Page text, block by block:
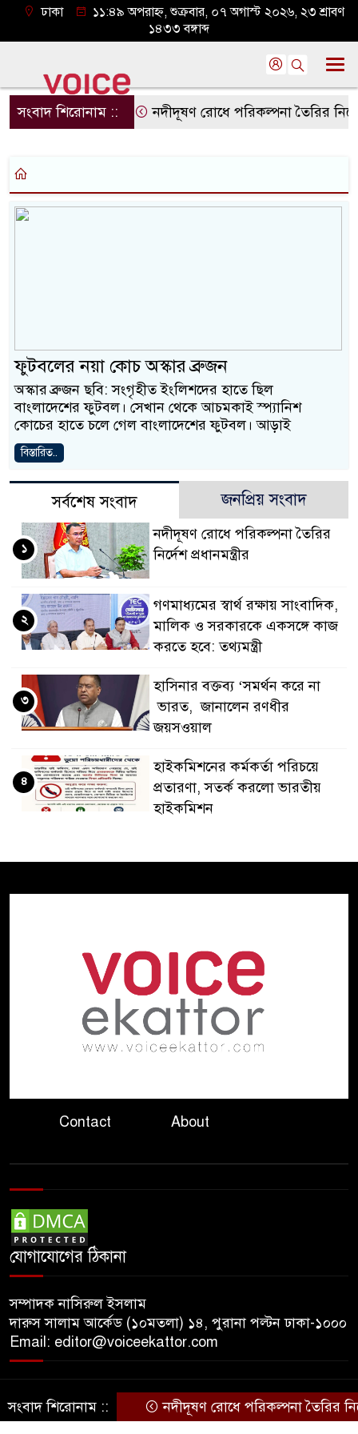
ঢাকা
১১:৪৯ অপরাহ্ন, শুক্রবার, ০৭ অগাস্ট ২০২৬, ২৩ শ্রাবণ
১৪৩৩ বঙ্গাব্দ
সংবাদ শিরোনাম :: নদীদূষণ রোধে পরিকল্পনা তৈরির নির্দেশ
ফুটবলের নয়া কোচ অস্কার ব্রুজন
অস্কার ব্রুজন ছবি: সংগৃহীত ইংলিশদের হাতে ছিল
বাংলাদেশের ফুটবল। সেখান থেকে আচমকাই স্প্যানিশ
কোচের হাতে চলে গেল বাংলাদেশের ফুটবল। আড়াই
বিস্তারিত..
সর্বশেষ সংবাদ জনপ্রিয় সংবাদ
নদীদূষণ রোধে পরিকল্পনা তৈরির
নির্দেশ প্রধানমন্ত্রীর
১
গণমাধ্যমের স্বার্থ রক্ষায় সাংবাদিক,
মালিক ও সরকারকে একসঙ্গে কাজ
করতে হবে: তথ্যমন্ত্রী
২
হাসিনার বক্তব্য ‘সমর্থন করে না
ভারত, জানালেন রণধীর
জয়সওয়াল
৩
হাইকমিশনের কর্মকর্তা পরিচয়ে
প্রতারণা, সতর্ক করলো ভারতীয়
হাইকমিশন
৪
৫
সময় চিকিৎসককে হাতেনাতে
ধরলেন স্বাস্থ্যমন্ত্রী
২০ আগস্ট রাষ্ট্রপতি নির্বাচন,
তফসিল ঘোষণা
ডিজেল সরবরাহের প্রস্তাব
বাংলাদেশের
দিল্লিতে হাসিনার বক্তব্যে ক্ষুব্ধ
১০
Contact About
যোগাযোগের ঠিকানা
সম্পাদক নাসিরুল ইসলাম
দারুস সালাম আর্কেড (১০মতলা) ১৪, পুরানা পল্টন ঢাকা-১০০০
Email: editor@voiceekattor.com
© Copyright By © Voice Ekattor
সংবাদ শিরোনাম :: নদীদূষণ রোধে পরিকল্পনা তৈরির